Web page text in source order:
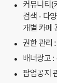
커뮤니티(
검색 - 다
개별 카페
권한 관리
배너광고 :
팝업공지